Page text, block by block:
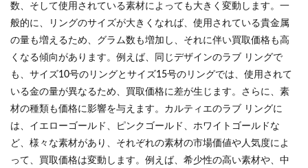
数、そして使用されている素材によっても大きく変動します。一
般的に、リングのサイズが大きくなれば、使用されている貴金属
の量も増えるため、グラム数も増加し、それに伴い買取価格も高
くなる傾向があります。例えば、同じデザインのラブ リングで
も、サイズ10号のリングとサイズ15号のリングでは、使用されて
いる金の量が異なるため、買取価格に差が生じます。さらに、素
材の種類も価格に影響を与えます。カルティエのラブ リングに
は、イエローゴールド、ピンクゴールド、ホワイトゴールドな
ど、様々な素材があり、それぞれの素材の市場価値や人気度によ
って、買取価格は変動します。例えば、希少性の高い素材や、中